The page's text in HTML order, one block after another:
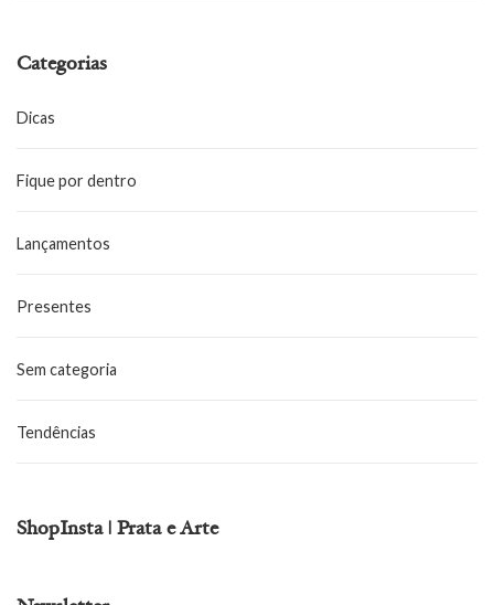
Categorias
Dicas
Fique por dentro
Lançamentos
Presentes
Sem categoria
Tendências
ShopInsta | Prata e Arte